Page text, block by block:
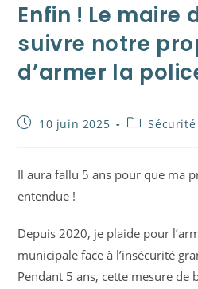
Enfin ! Le maire
suivre notre
d’armer la
Publication
10 juin 2025
PostSécurité
Il aura fallu 5 ans pour que ma
entendue !
Depuis 2020, je plaide pour
municipale face à l’insécurité
Pendant 5 ans, cette mesure de